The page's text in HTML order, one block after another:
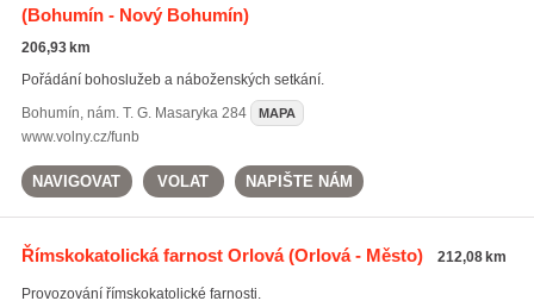
(Bohumín - Nový Bohumín)
206,93 km
Pořádání bohoslužeb a náboženských setkání.
Bohumín, nám. T. G. Masaryka 284 MAPA
www.volny.cz/funb
NAVIGOVAT VOLAT NAPIŠTE NÁM
Římskokatolická farnost Orlová(Orlová - Město) 212,08 km
Provozování římskokatolické farnosti.